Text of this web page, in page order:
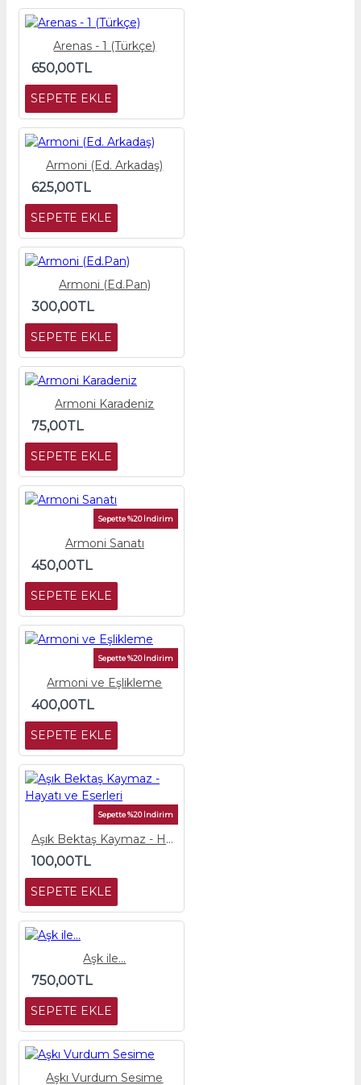
Arenas - 1 (Türkçe)
650,00TL
SEPETE EKLE
Armoni (Ed. Arkadaş)
625,00TL
SEPETE EKLE
Armoni (Ed.Pan)
300,00TL
SEPETE EKLE
Armoni Karadeniz
75,00TL
SEPETE EKLE
Sepette %20 İndirim
Armoni Sanatı
450,00TL
SEPETE EKLE
Sepette %20 İndirim
Armoni ve Eşlikleme
400,00TL
SEPETE EKLE
Sepette %20 İndirim
Aşık Bektaş Kaymaz - Hayatı ve Eserleri
100,00TL
SEPETE EKLE
Aşk ile...
750,00TL
SEPETE EKLE
Aşkı Vurdum Sesime